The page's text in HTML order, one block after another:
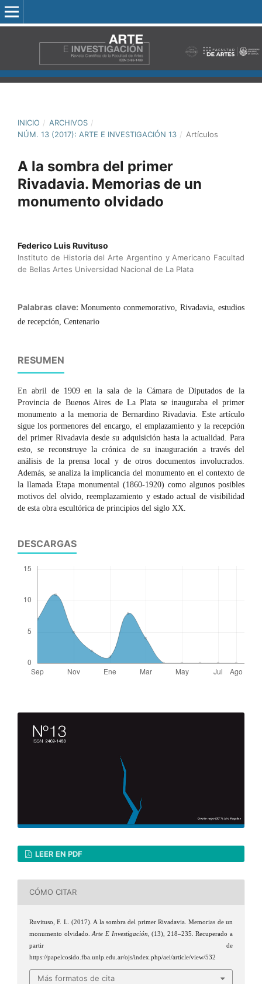
INICIO / ARCHIVOS /
NÚM. 13 (2017): ARTE E INVESTIGACIÓN 13 / Artículos
A la sombra del primer
Rivadavia. Memorias de un
monumento olvidado
Federico Luis Ruvituso
Instituto de Historia del Arte Argentino y Americano Facultad
de Bellas Artes Universidad Nacional de La Plata
Palabras clave: Monumento conmemorativo, Rivadavia, estudios
de recepción, Centenario
RESUMEN
En abril de 1909 en la sala de la Cámara de Diputados de la
Provincia de Buenos Aires de La Plata se inauguraba el primer
monumento a la memoria de Bernardino Rivadavia. Este artículo
sigue los pormenores del encargo, el emplazamiento y la recepción
del primer Rivadavia desde su adquisición hasta la actualidad. Para
esto, se reconstruye la crónica de su inauguración a través del
análisis de la prensa local y de otros documentos involucrados.
Además, se analiza la implicancia del monumento en el contexto de
la llamada Etapa monumental (1860-1920) como algunos posibles
motivos del olvido, reemplazamiento y estado actual de visibilidad
de esta obra escultórica de principios del siglo XX.
DESCARGAS
LEER EN PDF
CÓMO CITAR
Ruvituso, F. L. (2017). A la sombra del primer Rivadavia. Memorias de un
monumento olvidado.Arte E Investigación , (13), 218–235. Recuperado a
partir de
https://papelcosido.fba.unlp.edu.ar/ojs/index.php/aei/article/view/532
Más formatos de cita